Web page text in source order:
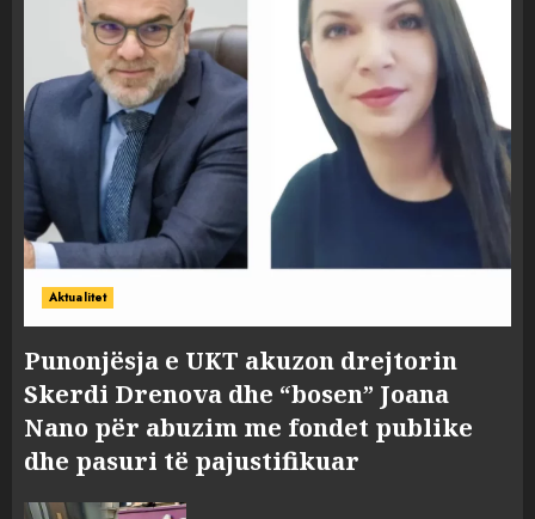
Aktualitet
Punonjësja e UKT akuzon drejtorin
Skerdi Drenova dhe “bosen” Joana
Nano për abuzim me fondet publike
dhe pasuri të pajustifikuar